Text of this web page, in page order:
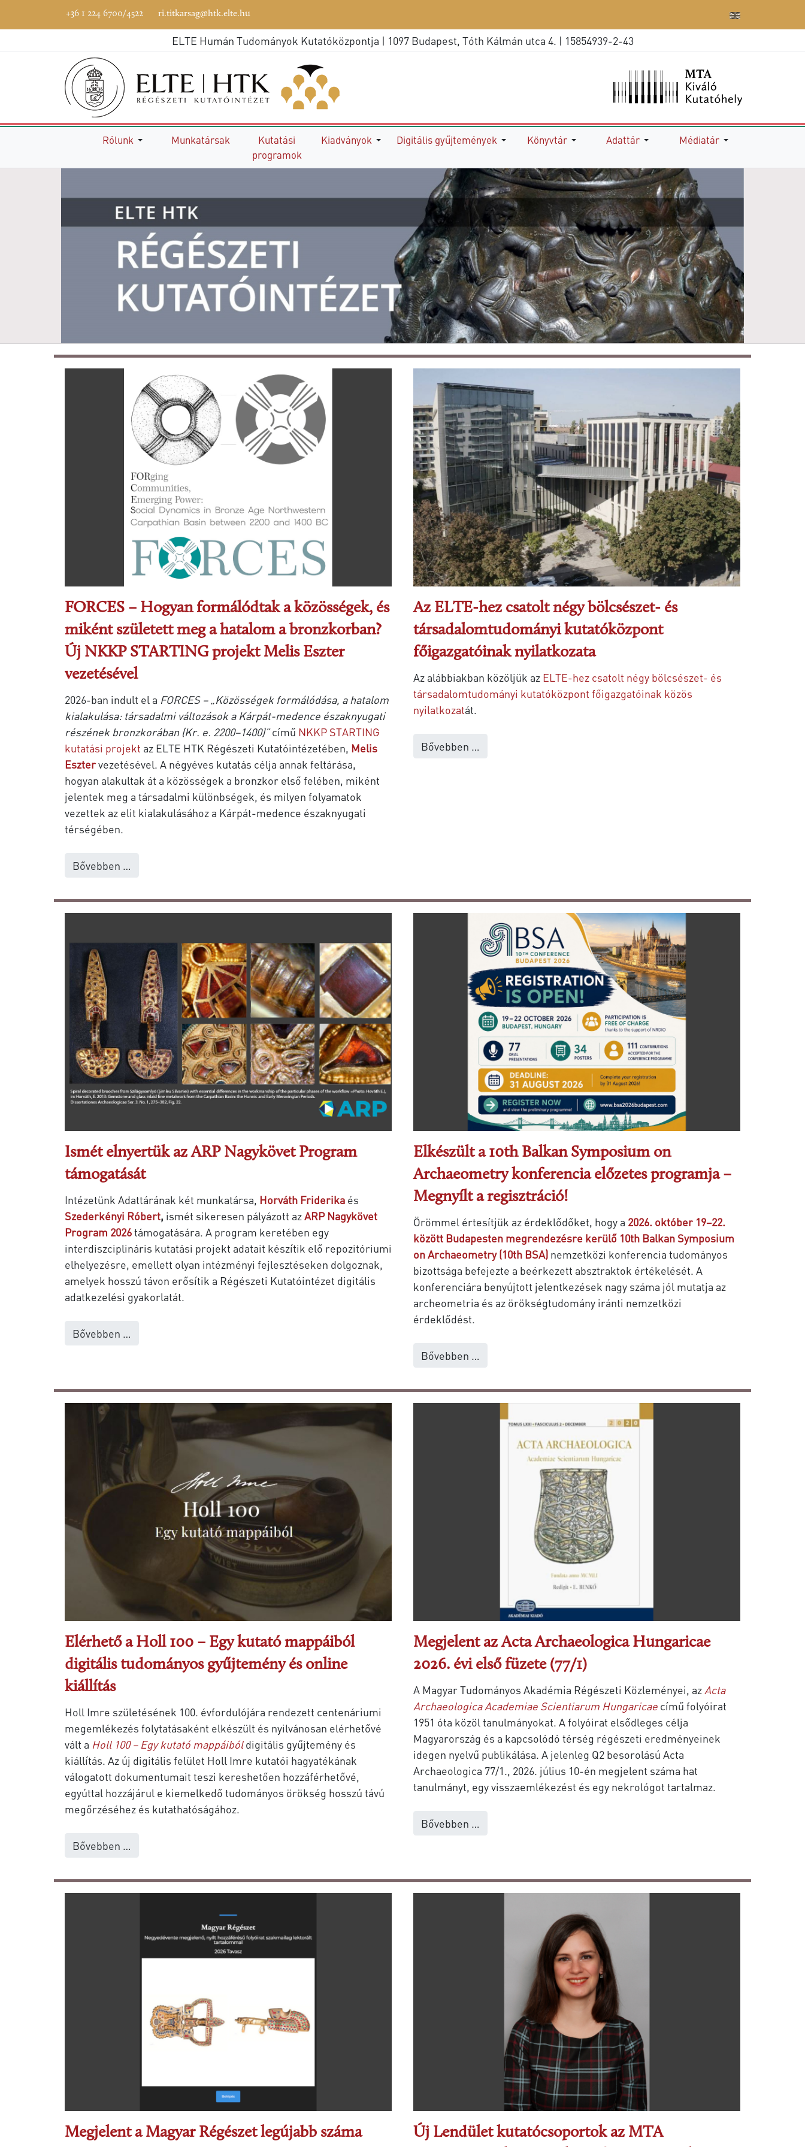
+36 1 224 6700/4522 ri.titkarsag@htk.elte.hu
ELTE Humán Tudományok Kutatóközpontja | 1097 Budapest, Tóth Kálmán utca 4. | 15854939-2-43
Rólunk Munkatársak
Kutatási
programok
Kiadványok Digitális gyűjtemények Könyvtár Adattár Médiatár
FORCES – Hogyan formálódtak a közösségek, és
miként született meg a hatalom a bronzkorban?
Új NKKP STARTING projekt Melis Eszter
vezetésével
2026-ban indult el a FORCES – „Közösségek formálódása, a hatalom
kialakulása: társadalmi változások a Kárpát-medence északnyugati
részének bronzkorában (Kr. e. 2200–1400)”című NKKP STARTING
kutatási projekt az ELTE HTK Régészeti Kutatóintézetében, Melis
Esztervezetésével. A négyéves kutatás célja annak feltárása,
hogyan alakultak át a közösségek a bronzkor első felében, miként
jelentek meg a társadalmi különbségek, és milyen folyamatok
vezettek az elit kialakulásához a Kárpát-medence északnyugati
térségében.
Bővebben …
Az ELTE-hez csatolt négy bölcsészet- és
társadalomtudományi kutatóközpont
főigazgatóinak nyilatkozata
Az alábbiakban közöljük az ELTE-hez csatolt négy bölcsészet- és
társadalomtudományi kutatóközpont főigazgatóinak közös
nyilatkozatát.
Bővebben …
Ismét elnyertük az ARP Nagykövet Program
támogatását
Intézetünk Adattárának két munkatársa, Horváth Friderika és
Szederkényi Róbert, ismét sikeresen pályázott azARP Nagykövet
Program 2026támogatására. A program keretében egy
interdiszciplináris kutatási projekt adatait készítik elő repozitóriumi
elhelyezésre, emellett olyan intézményi fejlesztéseken dolgoznak,
amelyek hosszú távon erősítik a Régészeti Kutatóintézet digitális
adatkezelési gyakorlatát.
Bővebben …
Elkészült a 10th Balkan Symposium on
Archaeometry konferencia előzetes programja –
Megnyílt a regisztráció!
Örömmel értesítjük az érdeklődőket, hogy a 2026. október 19–22.
között Budapesten megrendezésre kerülő 10th Balkan Symposium
on Archaeometry (10th BSA) nemzetközi konferencia tudományos
bizottsága befejezte a beérkezett absztraktok értékelését. A
konferenciára benyújtott jelentkezések nagy száma jól mutatja az
archeometria és az örökségtudomány iránti nemzetközi
érdeklődést.
Bővebben …
Elérhető a Holl 100 – Egy kutató mappáiból
digitális tudományos gyűjtemény és online
kiállítás
Holl Imre születésének 100. évfordulójára rendezett centenáriumi
megemlékezés folytatásaként elkészült és nyilvánosan elérhetővé
vált a Holl 100 – Egy kutató mappáiból digitális gyűjtemény és
kiállítás. Az új digitális felület Holl Imre kutatói hagyatékának
válogatott dokumentumait teszi kereshetően hozzáférhetővé,
egyúttal hozzájárul e kiemelkedő tudományos örökség hosszú távú
megőrzéséhez és kutathatóságához.
Bővebben …
Megjelent az Acta Archaeologica Hungaricae
2026. évi első füzete (77/1)
A Magyar Tudományos Akadémia Régészeti Közleményei, az Acta
Archaeologica Academiae Scientiarum Hungaricae című folyóirat
1951 óta közöl tanulmányokat. A folyóirat elsődleges célja
Magyarország és a kapcsolódó térség régészeti eredményeinek
idegen nyelvű publikálása. A jelenleg Q2 besorolású Acta
Archaeologica 77/1., 2026. július 10-én megjelent száma hat
tanulmányt, egy visszaemlékezést és egy nekrológot tartalmaz.
Bővebben …
Megjelent a Magyar Régészet legújabb száma Új Lendület kutatócsoportok az MTA